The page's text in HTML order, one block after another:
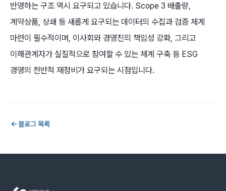
반영하는 구조 역시 요구되고 있습니다. Scope 3 배출량,
계약상품, 상쇄 등 새롭게 요구되는 데이터의 수집과 검증 체계
마련이 필수적이며, 이사회와 경영진의 책임성 강화, 그리고
이해관계자가 실질적으로 참여할 수 있는 체계 구축 등 ESG
경영의 전반적 재정비가 요구되는 시점입니다.
블로그 목록